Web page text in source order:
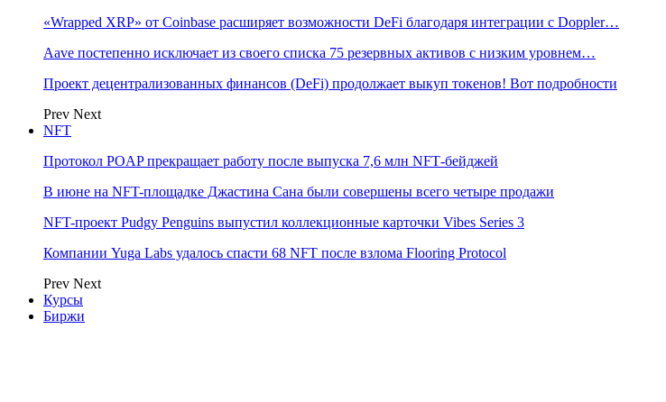
«Wrapped XRP» от Coinbase расширяет возможности DeFi благодаря интеграции с Doppler…
Aave постепенно исключает из своего списка 75 резервных активов с низким уровнем…
Проект децентрализованных финансов (DeFi) продолжает выкуп токенов! Вот подробности
Prev Next
NFT
Протокол POAP прекращает работу после выпуска 7,6 млн NFT‑бейджей
В июне на NFT-площадке Джастина Сана были совершены всего четыре продажи
NFT-проект Pudgy Penguins выпустил коллекционные карточки Vibes Series 3
Компании Yuga Labs удалось спасти 68 NFT после взлома Flooring Protocol
Prev Next
Курсы
Биржи